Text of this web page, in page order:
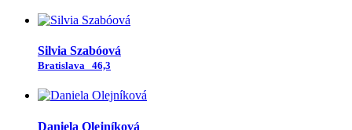
Silvia Szabóová
Bratislava 46,3
Daniela Olejníková